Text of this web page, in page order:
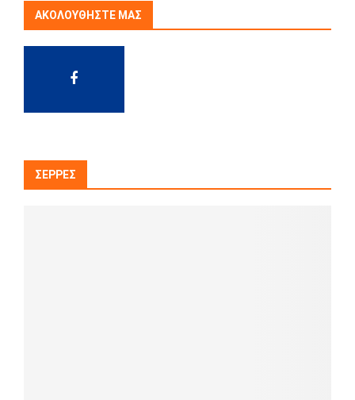
ΑΚΟΛΟΥΘΉΣΤΕ ΜΑΣ
ΣΈΡΡΕΣ